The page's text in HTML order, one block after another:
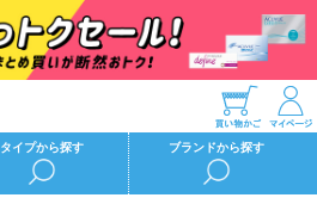
タイプから探す ブランドから探す